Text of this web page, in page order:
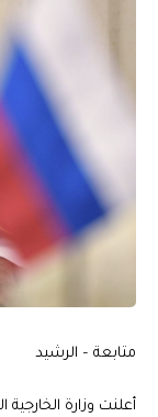
متابعة – الرشيد
أعلنت وزارة